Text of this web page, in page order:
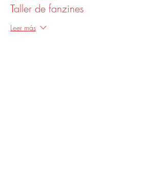
Taller de fanzines
Leer más